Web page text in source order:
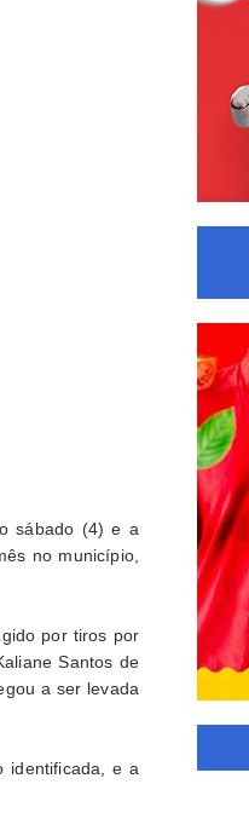
sábado (4) e a
no município,
por tiros por
Santos de
a ser levada
identificada, e a